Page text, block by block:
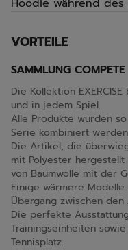
Hoodie während
VORTEILE
SAMMLUNG COMPETE
Die Kollektion
und in jedem Spiel.
Alle Produkte wurden
Serie kombiniert
Die Artikel, die
mit Polyester
von Baumwolle mit der
Einige wärmere
Übergang zwischen den
Die perfekte
Trainingseinheiten
Tennisplatz.